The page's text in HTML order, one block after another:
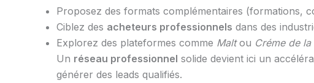
Proposez des formats complémentaires (formations,
Ciblez des acheteurs professionnels dans des
Explorez des plateformes comme Maltou Créme de la
Un réseau professionnel solide devient ici un
générer des leads qualifiés.